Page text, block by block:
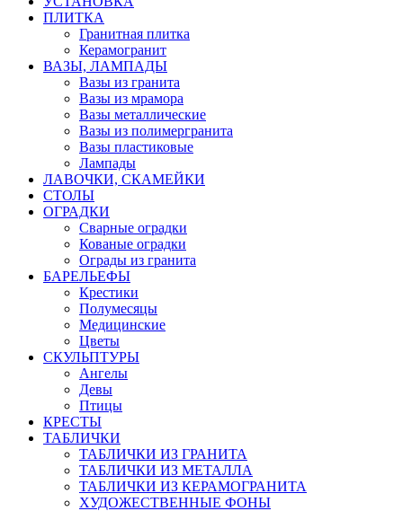
ПЛИТКА
Гранитная плитка
Керамогранит
ВАЗЫ, ЛАМПАДЫ
Вазы из гранита
Вазы из мрамора
Вазы металлические
Вазы из полимергранита
Вазы пластиковые
Лампады
ЛАВОЧКИ, СКАМЕЙКИ
СТОЛЫ
ОГРАДКИ
Сварные оградки
Кованые оградки
Ограды из гранита
БАРЕЛЬЕФЫ
Крестики
Полумесяцы
Медицинские
Цветы
СКУЛЬПТУРЫ
Ангелы
Девы
Птицы
КРЕСТЫ
ТАБЛИЧКИ
ТАБЛИЧКИ ИЗ ГРАНИТА
ТАБЛИЧКИ ИЗ МЕТАЛЛА
ТАБЛИЧКИ ИЗ КЕРАМОГРАНИТА
ХУДОЖЕСТВЕННЫЕ ФОНЫ